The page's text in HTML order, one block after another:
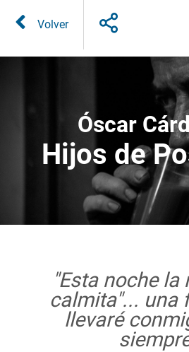
Óscar
Hijos de
Volver
"Esta noche la
calmita"... una
llevaré